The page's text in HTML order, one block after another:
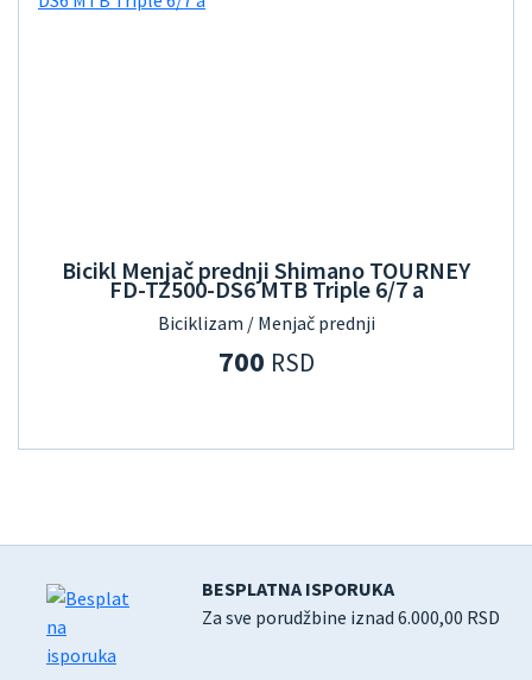
Bicikl Menjač prednji Shimano TOURNEY
FD-TZ500-DS6 MTB Triple 6/7 a
Biciklizam / Menjač prednji
700 RSD
BESPLATNA ISPORUKA
Za sve porudžbine iznad 6.000,00 RSD